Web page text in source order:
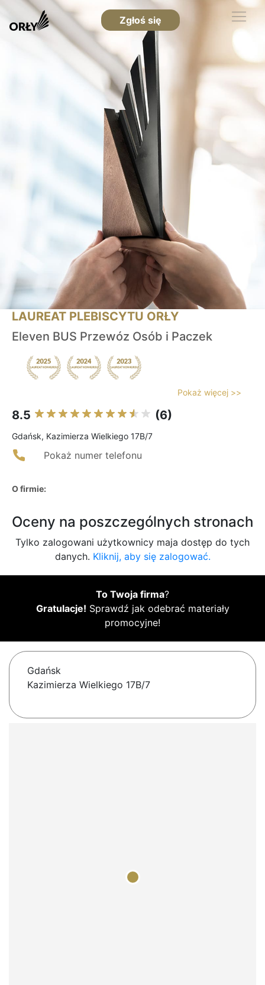
Zgłoś się
LAUREAT PLEBISCYTU ORŁY
Eleven BUS Przewóz Osób i Paczek
Pokaż więcej >>
8.5 (6)
Gdańsk, Kazimierza Wielkiego 17B/7
Pokaż numer telefonu
O firmie:
Oceny na poszczególnych stronach
Tylko zalogowani użytkownicy maja dostęp do tych
danych. Kliknij, aby się zalogować.
To Twoja firma?
Gratulacje! Sprawdź jak odebrać materiały
promocyjne!
Gdańsk
Kazimierza Wielkiego 17B/7